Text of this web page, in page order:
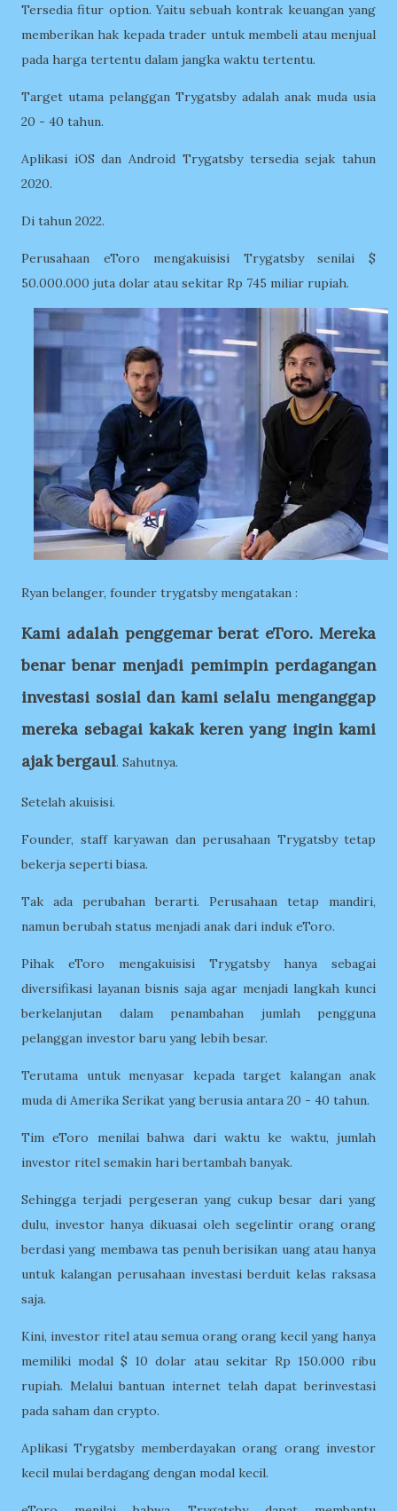
Tersedia fitur option. Yaitu sebuah kontrak keuangan yang
memberikan hak kepada trader untuk membeli atau menjual
pada harga tertentu dalam jangka waktu tertentu.
Target utama pelanggan Trygatsby adalah anak muda usia
20 - 40 tahun.
Aplikasi iOS dan Android Trygatsby tersedia sejak tahun
2020.
Di tahun 2022.
Perusahaan eToro mengakuisisi Trygatsby senilai $
50.000.000 juta dolar atau sekitar Rp 745 miliar rupiah.
Ryan belanger, founder trygatsby mengatakan :
Kami adalah penggemar berat eToro. Mereka
benar benar menjadi pemimpin perdagangan
investasi sosial dan kami selalu menganggap
mereka sebagai kakak keren yang ingin kami
ajak bergaul. Sahutnya.
Setelah akuisisi.
Founder, staff karyawan dan perusahaan Trygatsby tetap
bekerja seperti biasa.
Tak ada perubahan berarti. Perusahaan tetap mandiri,
namun berubah status menjadi anak dari induk eToro.
Pihak eToro mengakuisisi Trygatsby hanya sebagai
diversifikasi layanan bisnis saja agar menjadi langkah kunci
berkelanjutan dalam penambahan jumlah pengguna
pelanggan investor baru yang lebih besar.
Terutama untuk menyasar kepada target kalangan anak
muda di Amerika Serikat yang berusia antara 20 - 40 tahun.
Tim eToro menilai bahwa dari waktu ke waktu, jumlah
investor ritel semakin hari bertambah banyak.
Sehingga terjadi pergeseran yang cukup besar dari yang
dulu, investor hanya dikuasai oleh segelintir orang orang
berdasi yang membawa tas penuh berisikan uang atau hanya
untuk kalangan perusahaan investasi berduit kelas raksasa
saja.
Kini, investor ritel atau semua orang orang kecil yang hanya
memiliki modal $ 10 dolar atau sekitar Rp 150.000 ribu
rupiah. Melalui bantuan internet telah dapat berinvestasi
pada saham dan crypto.
Aplikasi Trygatsby memberdayakan orang orang investor
kecil mulai berdagang dengan modal kecil.